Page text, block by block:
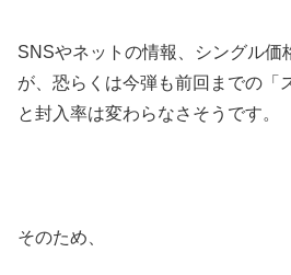
SNSやネットの情報、シングル価
が、恐らくは今弾も前回までの「
と封入率は変わらなさそうです。
そのため、